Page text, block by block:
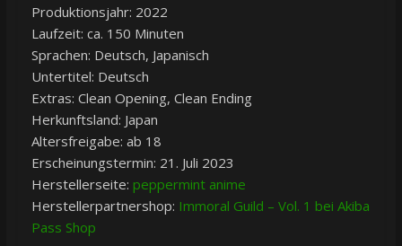
Produktionsjahr: 2022
Laufzeit: ca. 150 Minuten
Sprachen: Deutsch, Japanisch
Untertitel: Deutsch
Extras: Clean Opening, Clean Ending
Herkunftsland: Japan
Altersfreigabe: ab 18
Erscheinungstermin: 21. Juli 2023
Herstellerseite: peppermint anime
Herstellerpartnershop: Immoral Guild – Vol. 1 bei Akiba
Pass Shop